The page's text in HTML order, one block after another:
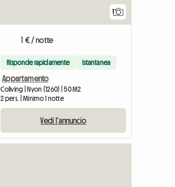
1
1 € / notte
Risponde rapidamente Istantanea
Appartamento
Coliving | Nyon (1260) | 50 M2
2 pers. | Minimo 1 notte
Vedi l'annuncio